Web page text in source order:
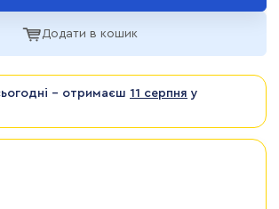
Додати в кошик
- отримаєш 11 серпня у